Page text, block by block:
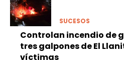
SUCESOS
Controlan incendio de
tres galpones de El
víctimas